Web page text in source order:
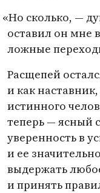
«Но сколько, —
оставил он мне
ложные
Расщепей
и как
истинного
теперь — ясный
уверенность в
и ее
выдержать
и принять